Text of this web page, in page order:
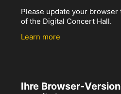
Please update your
of the Digital Concert Hall.
Learn more
Ihre Browser-